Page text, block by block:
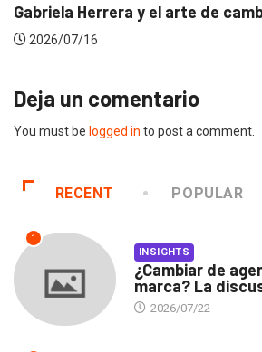
Gabriela Herrera y el arte de
2026/07/16
Deja un comentario
You must be logged in to post a comment.
RECENT POPULAR
1
INSIGHTS
¿Cambiar de
marca? La
2026/07/22